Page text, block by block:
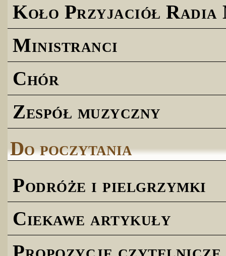
Koło Przyjaciół
Ministranci
Chór
Zespół muzyczny
Do poczytania
Podróże i pielgrzymki
Ciekawe artykuły